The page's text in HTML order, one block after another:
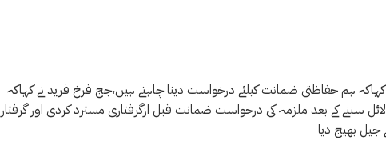
ہم حفاظتی ضمانت کیلئے درخواست دینا چاہتے ہیں،جج فرخ فرید نے کہاکہ
کے بعد ملزمہ کی درخواست ضمانت قبل ازگرفتاری مسترد کردی اور گرفتار